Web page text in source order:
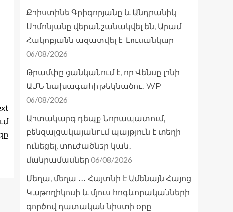
Քրիստինե Գրիգորյանը և Անդրանիկ
Սիմոնյանը վերանշանակվել են, Արամ
Հակոբյանն ազատվել է. Լուսանկար
06/08/2026
Թրամփը ցանկանում է, որ Վենսը լինի
ԱՄՆ նախագահի թեկնածու․ WP
06/08/2026
Արտակարգ դեպք Նորապատում,
բենզալցակայանում պայթյուն է տեղի
ունեցել, տուժածներ կան․
մանրամասներ 06/08/2026
Մեղա, մեղա ․․․ Հայտնի է Ամենայն Հայոց
Կաթողիկոսի և մյուս հոգևորականների
գործով դատական նիստի օրը